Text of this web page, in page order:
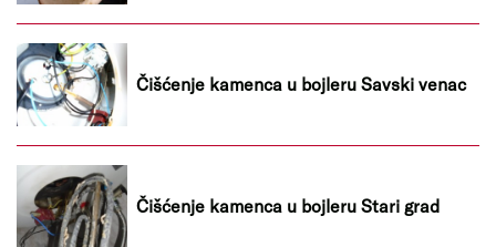
Čišćenje kamenca u bojleru Savski venac
Čišćenje kamenca u bojleru Stari grad